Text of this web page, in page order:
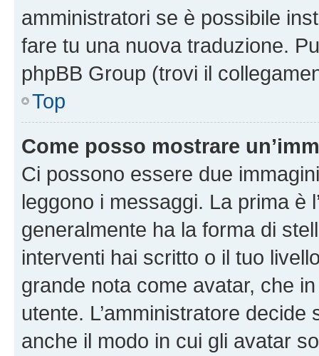
amministratori se è possibile
fare tu una nuova traduzione.
phpBB Group (trovi il
Top
Come posso mostrare
Ci possono essere due
leggono i messaggi. La prima è
generalmente ha la forma di
interventi hai scritto o il tuo
grande nota come avatar, che
utente. L’amministratore
anche il modo in cui gli avatar